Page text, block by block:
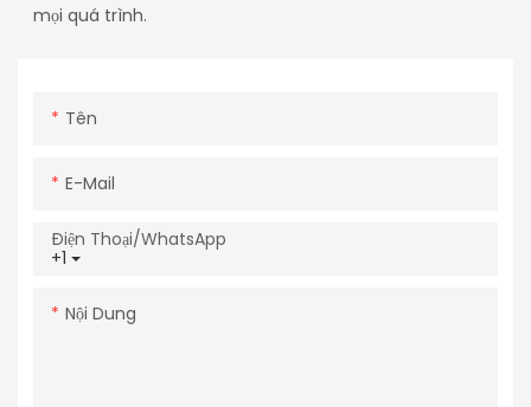
mọi quá trình.
Tên
E-Mail
+1
Điện Thoại/WhatsApp
Nội Dung